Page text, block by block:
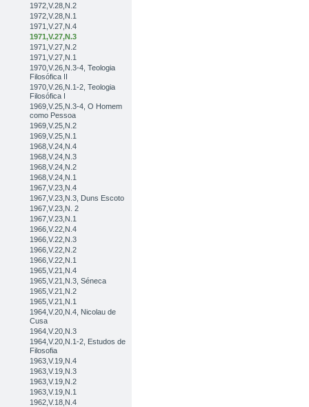
1972,V.28,N.2
1972,V.28,N.1
1971,V.27,N.4
1971,V.27,N.3
1971,V.27,N.2
1971,V.27,N.1
1970,V.26,N.3-4, Teologia
Filosófica II
1970,V.26,N.1-2, Teologia
Filosófica I
1969,V.25,N.3-4, O Homem
como Pessoa
1969,V.25,N.2
1969,V.25,N.1
1968,V.24,N.4
1968,V.24,N.3
1968,V.24,N.2
1968,V.24,N.1
1967,V.23,N.4
1967,V.23,N.3, Duns Escoto
1967,V.23,N. 2
1967,V.23,N.1
1966,V.22,N.4
1966,V.22,N.3
1966,V.22,N.2
1966,V.22,N.1
1965,V.21,N.4
1965,V.21,N.3, Séneca
1965,V.21,N.2
1965,V.21,N.1
1964,V.20,N.4, Nicolau de
Cusa
1964,V.20,N.3
1964,V.20,N.1-2, Estudos de
Filosofia
1963,V.19,N.4
1963,V.19,N.3
1963,V.19,N.2
1963,V.19,N.1
1962,V.18,N.4